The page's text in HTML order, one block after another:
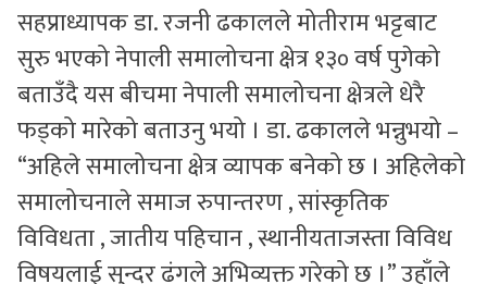
सहप्राध्यापक डा. रजनी ढकालले मोतीराम भट्टबाट
सुरु भएको नेपाली समालोचना क्षेत्र १३० वर्ष पुगेको
बताउँदै यस बीचमा नेपाली समालोचना क्षेत्रले धेरै
फड्को मारेको बताउनु भयो । डा. ढकालले भन्नुभयो –
“अहिले समालोचना क्षेत्र व्यापक बनेको छ । अहिलेको
समालोचनाले समाज रुपान्तरण , सांस्कृतिक
विविधता , जातीय पहिचान , स्थानीयताजस्ता विविध
विषयलाई सुन्दर ढंगले अभिव्यक्त गरेको छ ।” उहाँले